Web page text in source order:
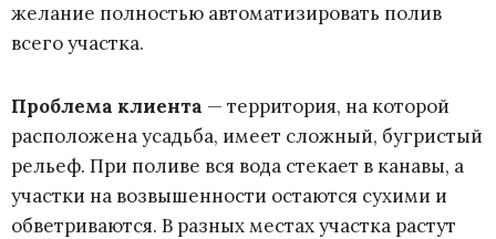
желание полностью автоматизировать полив
всего участка.
Проблема клиента — территория, на которой
расположена усадьба, имеет сложный, бугристый
рельеф. При поливе вся вода стекает в канавы, а
участки на возвышенности остаются сухими и
обветриваются. В разных местах участка растут